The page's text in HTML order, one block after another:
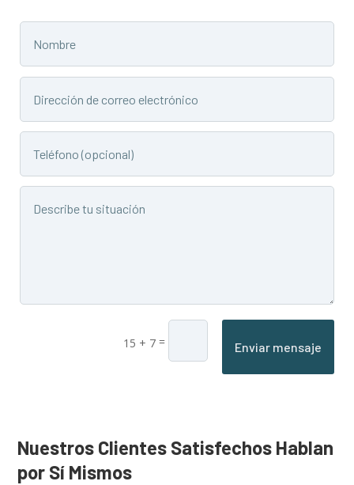
15 + 7 = Enviar mensaje
Nuestros Clientes Satisfechos Hablan
por Sí Mismos